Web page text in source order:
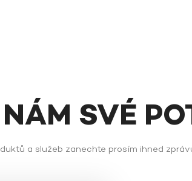
NÁM SVÉ
a služeb zanechte prosím ihned